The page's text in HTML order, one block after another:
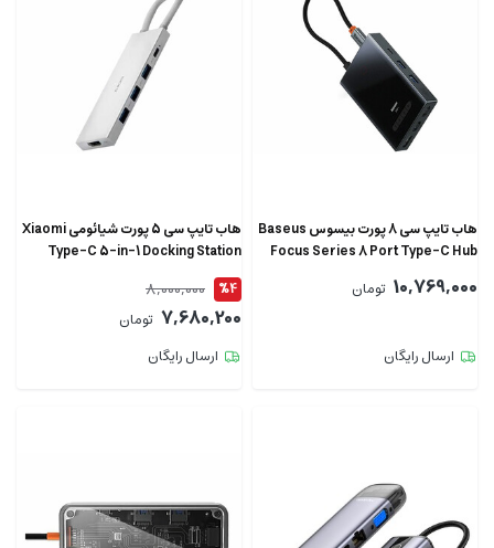
هاب تایپ سی 8 پورت بیسوس Baseus
Focus Series 8 Port Type-C Hub
10,769,000 تومان
ارسال رایگان
هاب تایپ سی 5 پورت شیائومی Xiaomi
Type-C 5-in-1 Docking Station
XMDS05YM
%4
8,000,000
7,680,200 تومان
ارسال رایگان